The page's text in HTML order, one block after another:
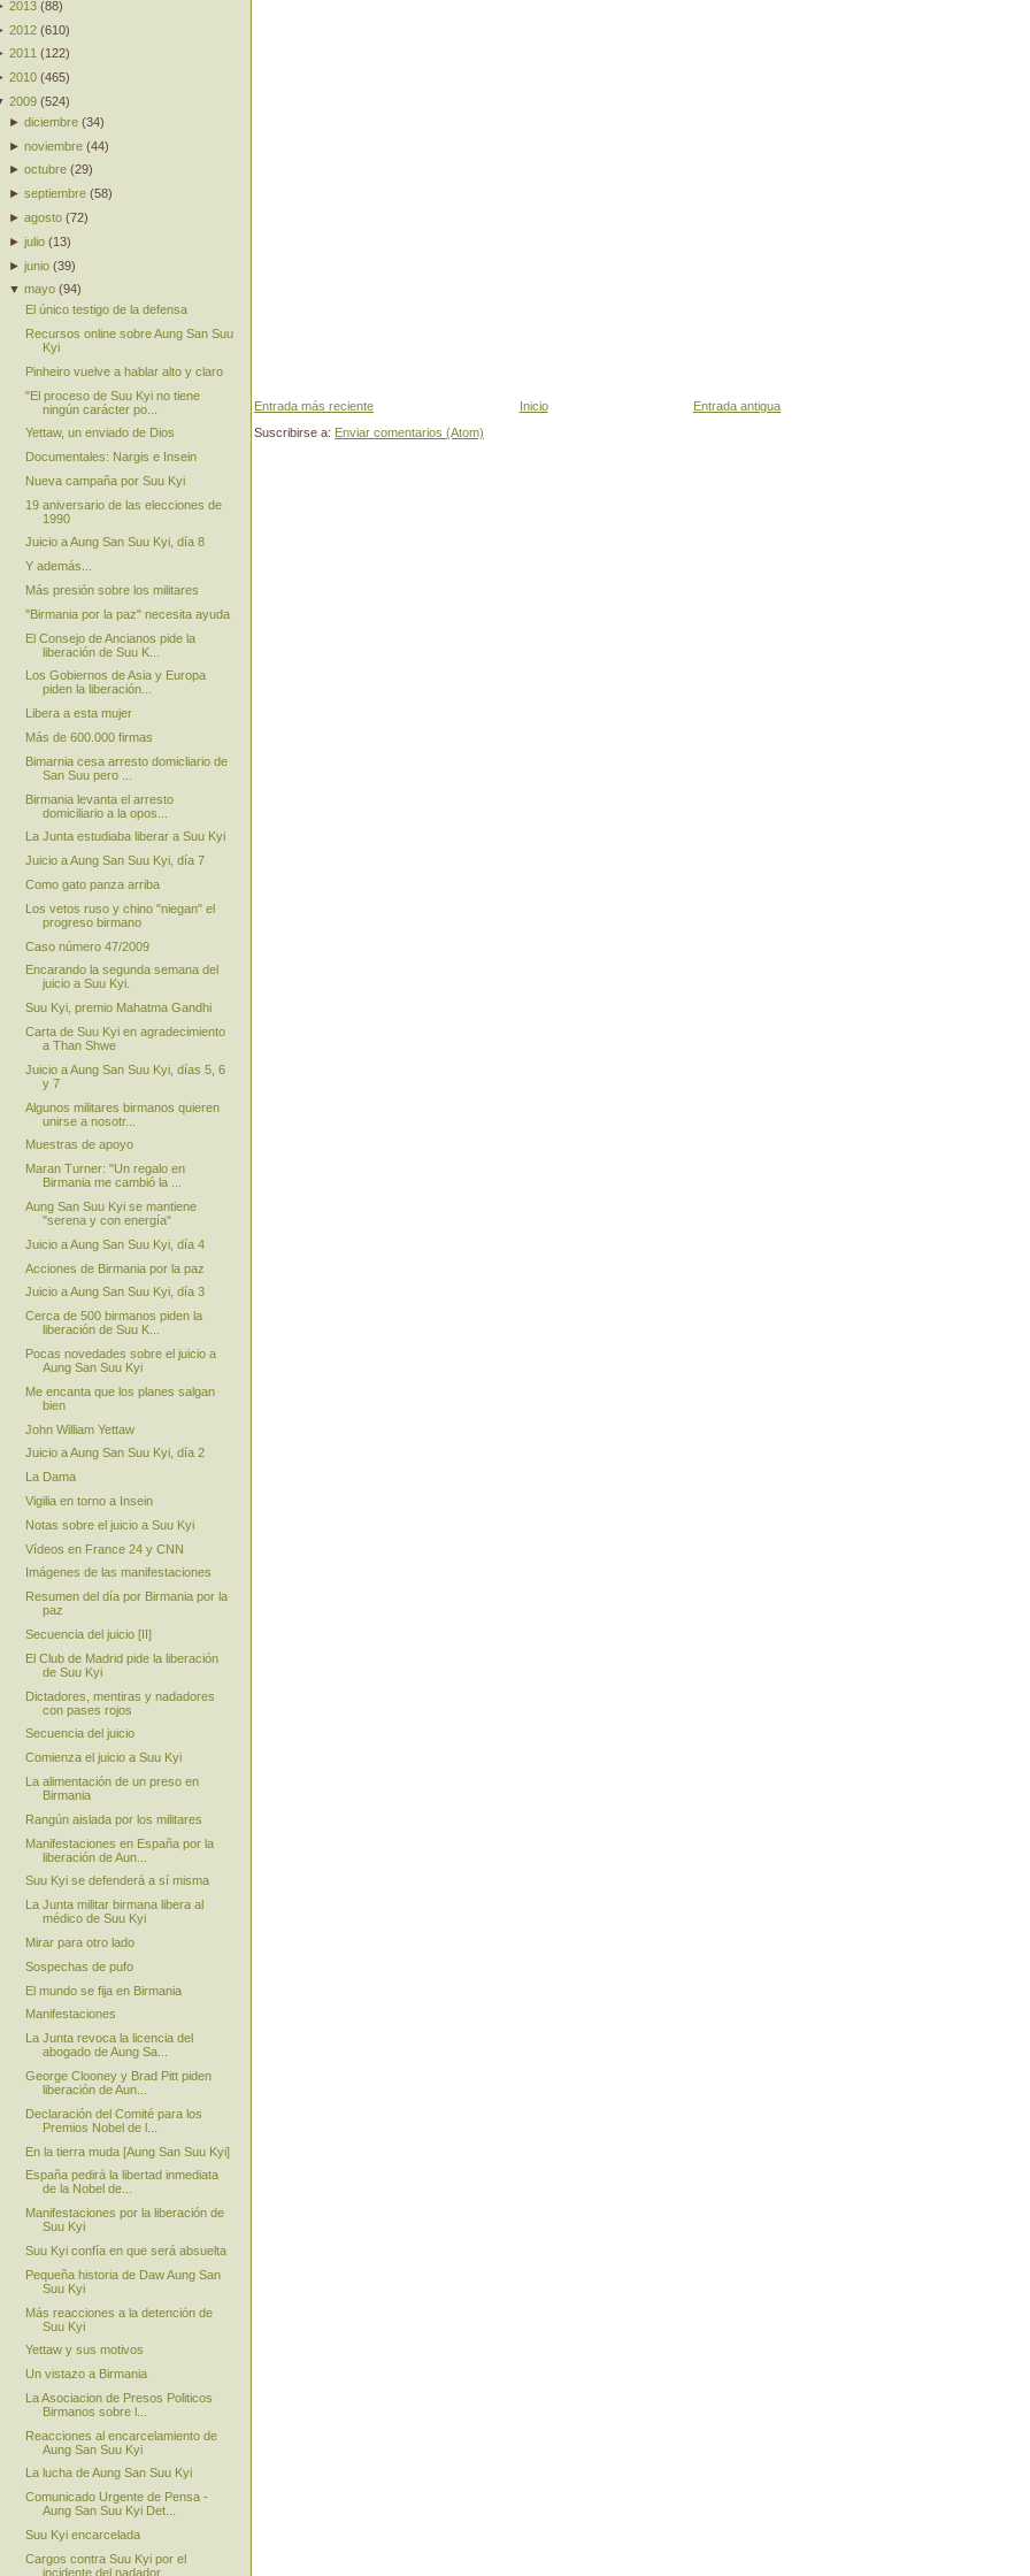
Entrada más reciente Entrada antigua
Inicio
Suscribirse a: Enviar comentarios (Atom)
2013 (88)
2012 (610)
2011 (122)
2010 (465)
2009 (524)
►diciembre (34)
►noviembre (44)
►octubre (29)
►septiembre (58)
►agosto (72)
►julio (13)
►junio (39)
▼mayo (94)
El único testigo de la defensa
Recursos online sobre Aung San Suu
Kyi
Pinheiro vuelve a hablar alto y claro
"El proceso de Suu Kyi no tiene
ningún carácter po...
Yettaw, un enviado de Dios
Documentales: Nargis e Insein
Nueva campaña por Suu Kyi
19 aniversario de las elecciones de
1990
Juicio a Aung San Suu Kyi, día 8
Y además...
Más presión sobre los militares
"Birmania por la paz" necesita ayuda
El Consejo de Ancianos pide la
liberación de Suu K...
Los Gobiernos de Asia y Europa
piden la liberación...
Libera a esta mujer
Más de 600.000 firmas
Bimarnia cesa arresto domicliario de
San Suu pero ...
Birmania levanta el arresto
domiciliario a la opos...
La Junta estudiaba liberar a Suu Kyi
Juicio a Aung San Suu Kyi, día 7
Como gato panza arriba
Los vetos ruso y chino "niegan" el
progreso birmano
Caso número 47/2009
Encarando la segunda semana del
juicio a Suu Kyi.
Suu Kyi, premio Mahatma Gandhi
Carta de Suu Kyi en agradecimiento
a Than Shwe
Juicio a Aung San Suu Kyi, días 5, 6
y 7
Algunos militares birmanos quieren
unirse a nosotr...
Muestras de apoyo
Maran Turner: "Un regalo en
Birmania me cambió la ...
Aung San Suu Kyi se mantiene
"serena y con energía"
Juicio a Aung San Suu Kyi, día 4
Acciones de Birmania por la paz
Juicio a Aung San Suu Kyi, día 3
Cerca de 500 birmanos piden la
liberación de Suu K...
Pocas novedades sobre el juicio a
Aung San Suu Kyi
Me encanta que los planes salgan
bien
John William Yettaw
Juicio a Aung San Suu Kyi, día 2
La Dama
Vigilia en torno a Insein
Notas sobre el juicio a Suu Kyi
Vídeos en France 24 y CNN
Imágenes de las manifestaciones
Resumen del día por Birmania por la
paz
Secuencia del juicio [II]
El Club de Madrid pide la liberación
de Suu Kyi
Dictadores, mentiras y nadadores
con pases rojos
Secuencia del juicio
Comienza el juicio a Suu Kyi
La alimentación de un preso en
Birmania
Rangún aislada por los militares
Manifestaciones en España por la
liberación de Aun...
Suu Kyi se defenderá a sí misma
La Junta militar birmana libera al
médico de Suu Kyi
Mirar para otro lado
Sospechas de pufo
El mundo se fija en Birmania
Manifestaciones
La Junta revoca la licencia del
abogado de Aung Sa...
George Clooney y Brad Pitt piden
liberación de Aun...
Declaración del Comité para los
Premios Nobel de l...
En la tierra muda [Aung San Suu Kyi]
España pedirá la libertad inmediata
de la Nobel de...
Manifestaciones por la liberación de
Suu Kyi
Suu Kyi confía en que será absuelta
Pequeña historia de Daw Aung San
Suu Kyi
Más reacciones a la detención de
Suu Kyi
Yettaw y sus motivos
Un vistazo a Birmania
La Asociacion de Presos Politicos
Birmanos sobre l...
Reacciones al encarcelamiento de
Aung San Suu Kyi
La lucha de Aung San Suu Kyi
Comunicado Urgente de Pensa -
Aung San Suu Kyi Det...
Suu Kyi encarcelada
Cargos contra Suu Kyi por el
incidente del nadador